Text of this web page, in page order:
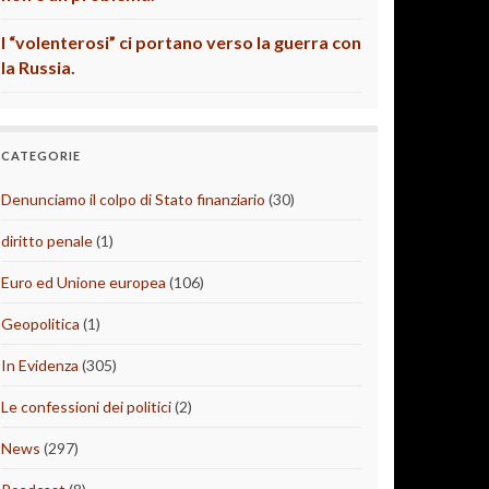
I “volenterosi” ci portano verso la guerra con
la Russia.
CATEGORIE
Denunciamo il colpo di Stato finanziario (30)
diritto penale(1)
Euro ed Unione europea (106)
Geopolitica (1)
In Evidenza (305)
Le confessioni dei politici(2)
News (297)